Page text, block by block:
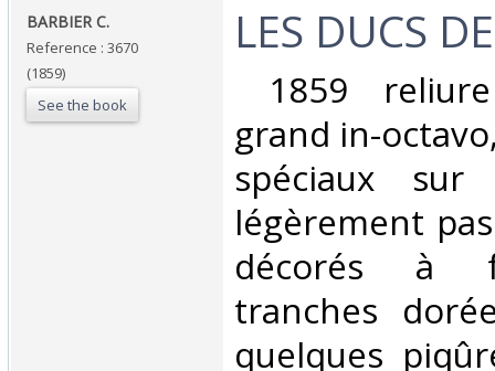
‎BARBIER C.‎
Reference : 3670
(1859)
See the book
‎LES DUCS
1859
grand in-
spéciaux
légèrement
décorés à
tranches
quelques